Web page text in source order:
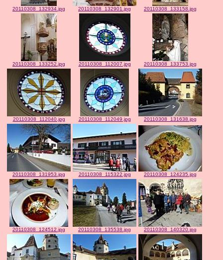
20110308_132934.jpg 20110308_132901.jpg 20110308_133158.jpg
20110308_133252.jpg 20110308_112007.jpg 20110308_133753.jpg
20110308_112040.jpg 20110308_112049.jpg 20110308_131638.jpg
20110308_131953.jpg 20110308_115322.jpg 20110308_124235.jpg
20110308_124512.jpg 20110308_135538.jpg 20110308_140320.jpg